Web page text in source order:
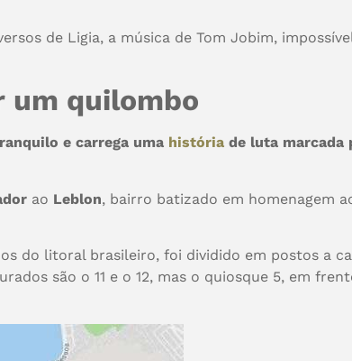
de Ligia, a música de Tom Jobim,
um quilombo
e carrega uma história de luta marcada
ao Leblon, bairro batizado em homenagem
do litoral brasileiro, foi dividido em postos a
são o 11 e o 12, mas o quiosque 5, em